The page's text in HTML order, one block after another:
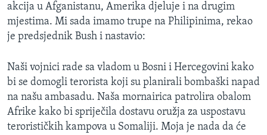
akcija u Afganistanu, Amerika djeluje i na drugim
mjestima. Mi sada imamo trupe na Philipinima, rekao
je predsjednik Bush i nastavio:
Naši vojnici rade sa vladom u Bosni i Hercegovini kako
bi se domogli terorista koji su planirali bombaški napad
na našu ambasadu. Naša mornairica patrolira obalom
Afrike kako bi spriječila dostavu oružja za uspostavu
terorističkih kampova u Somaliji. Moja je nada da će